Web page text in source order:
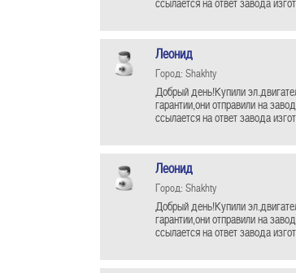
Леонид
Город: Shakhty
Добрый день!Купили
гарантии,они отправили на
ссылается на ответ завода
Леонид
Город: Shakhty
Добрый день!Купили
гарантии,они отправили на
ссылается на ответ завода